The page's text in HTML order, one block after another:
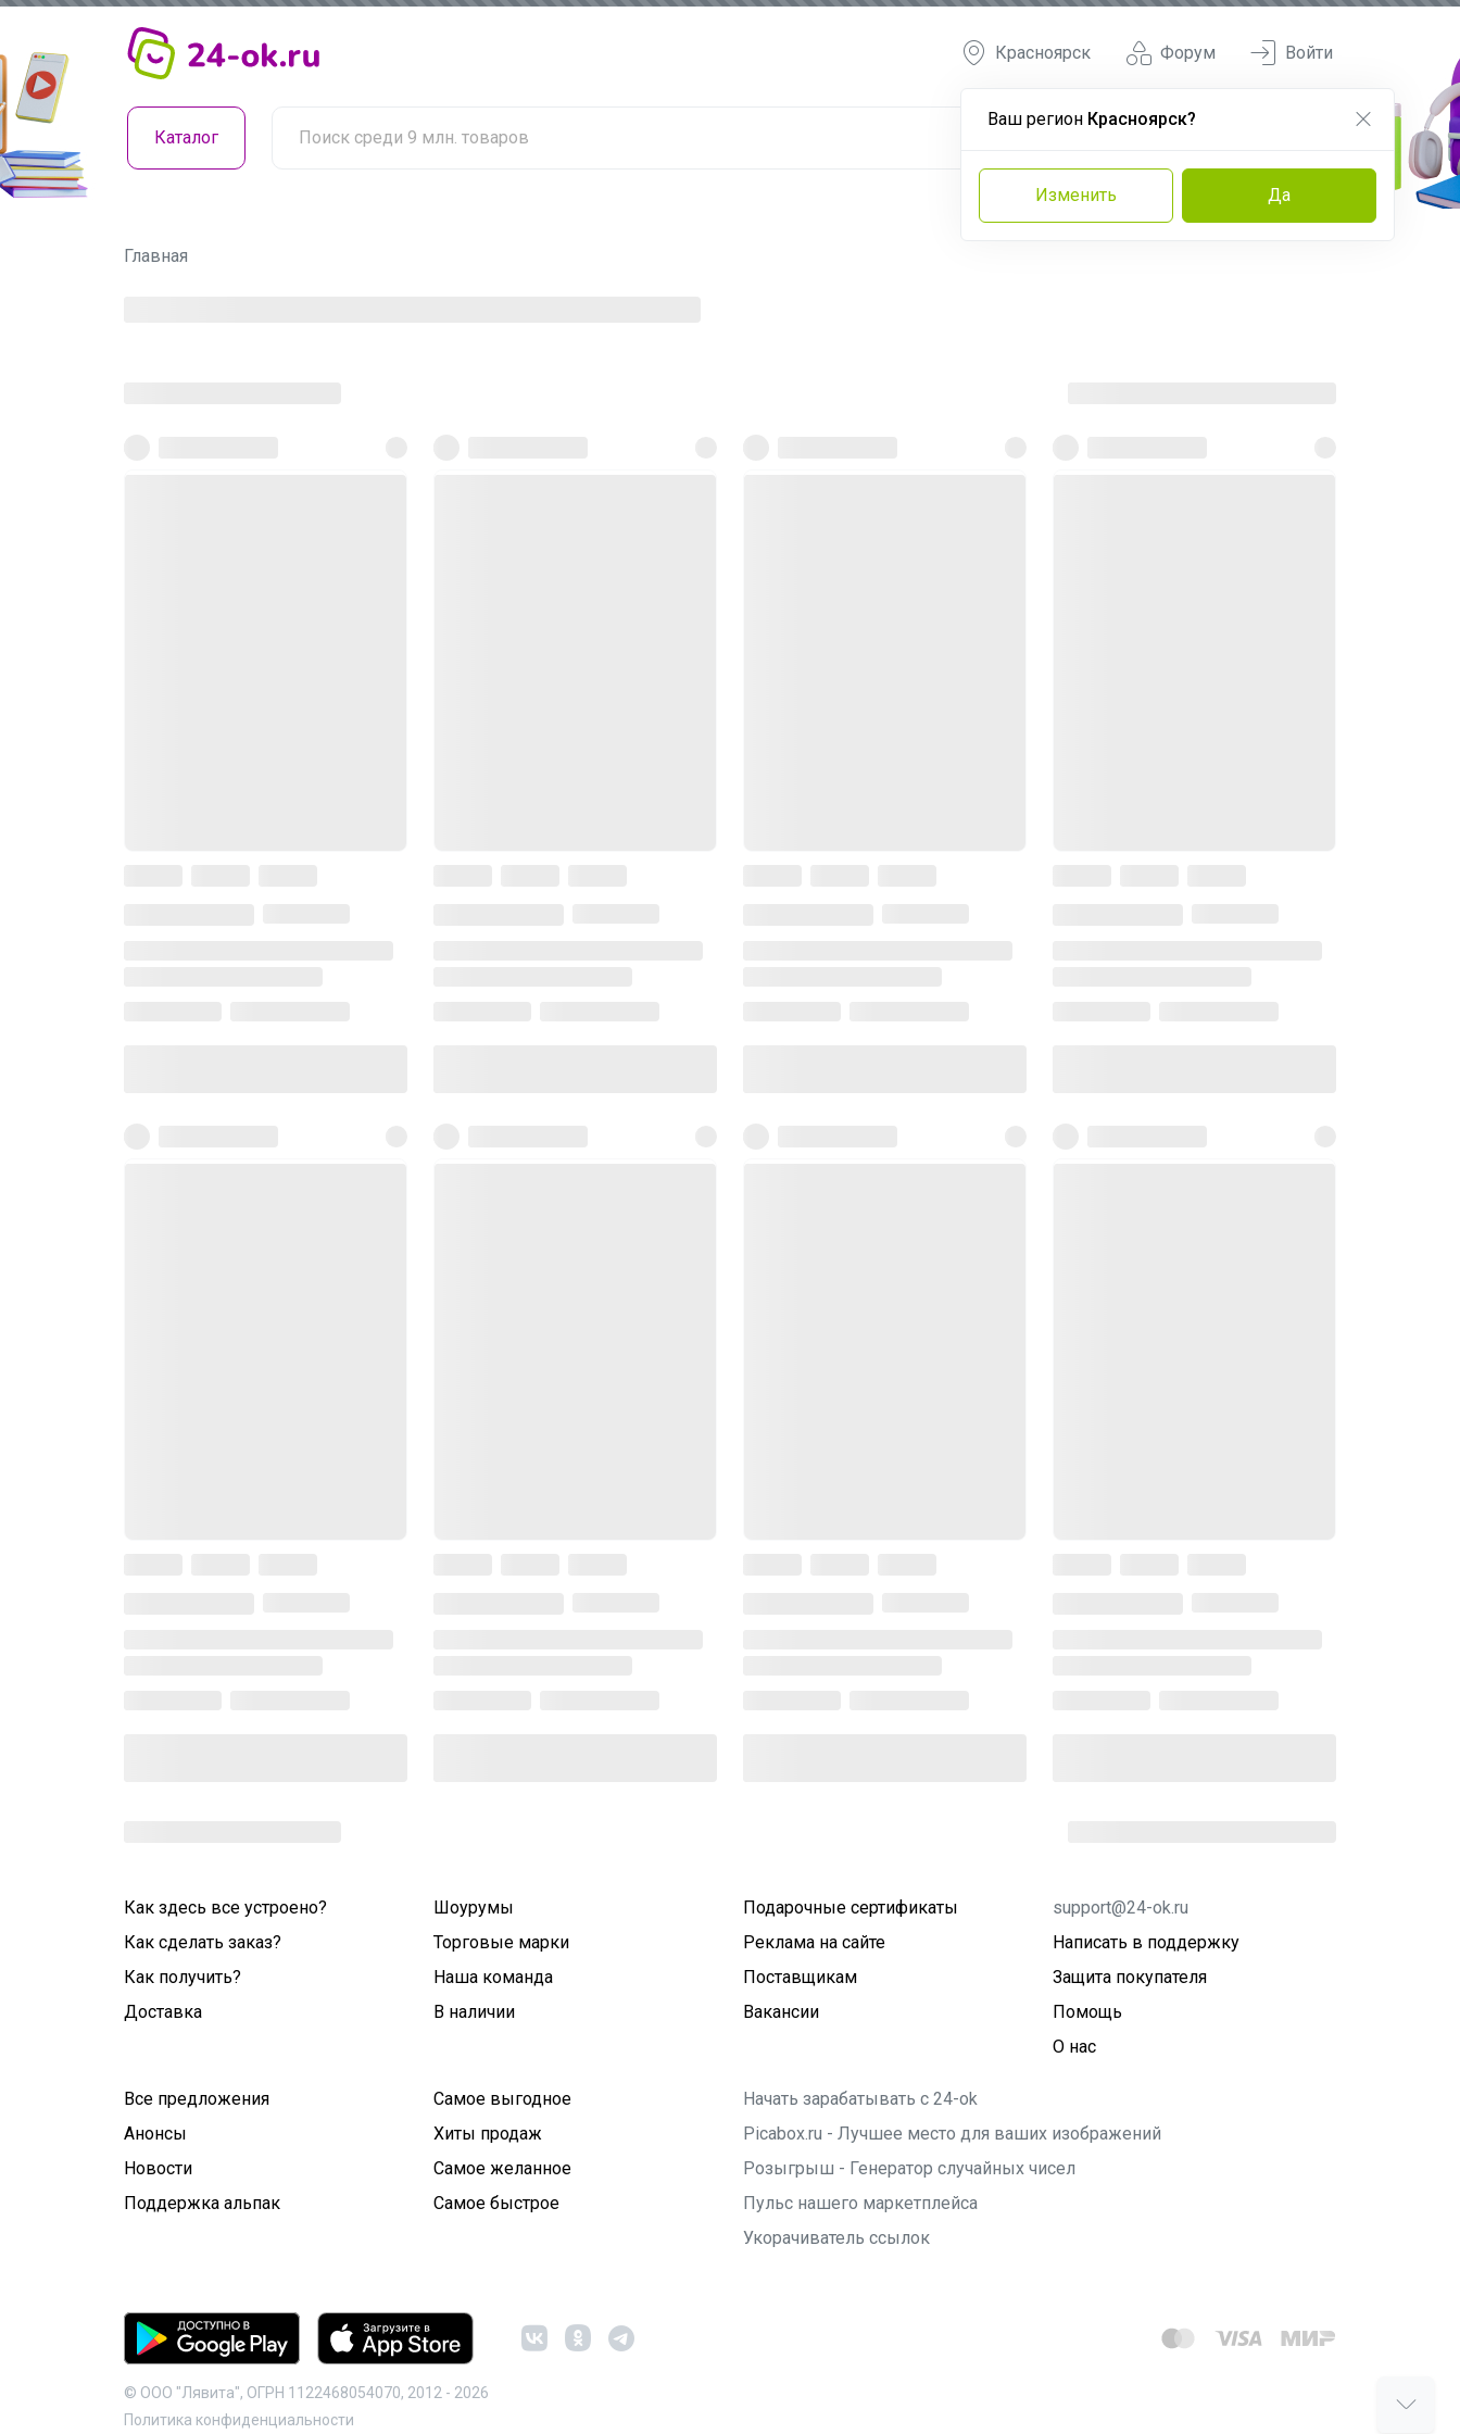
Форум
Красноярск
Ваш регион Красноярск?
Изменить Да
Войти
Каталог
Главная
Как здесь все устроено?
Как сделать заказ?
Как получить?
Доставка
Шоурумы
Торговые марки
Наша команда
В наличии
Подарочные сертификаты
Реклама на сайте
Поставщикам
Вакансии
support@24-ok.ru
Написать в поддержку
Защита покупателя
Помощь
О нас
Все предложения
Анонсы
Новости
Поддержка альпак
Самое выгодное
Хиты продаж
Самое желанное
Самое быстрое
Начать зарабатывать с 24-ok
Picabox.ru - Лучшее место для ваших изображений
Розыгрыш - Генератор случайных чисел
Пульс нашего маркетплейса
Укорачиватель ссылок
© ООО "Лявита", ОГРН 1122468054070, 2012 - 2026
Политика конфиденциальности